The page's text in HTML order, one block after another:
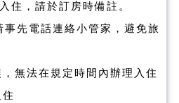
住，請於訂房時備註。
事先電話連絡小管家，避免旅
無法在規定時間內辦理入住